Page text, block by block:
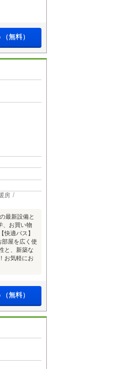
無料）
房
最新設備と
、お買い物
適バス】
屋を広く使
と、新築な
お気軽にお
無料）